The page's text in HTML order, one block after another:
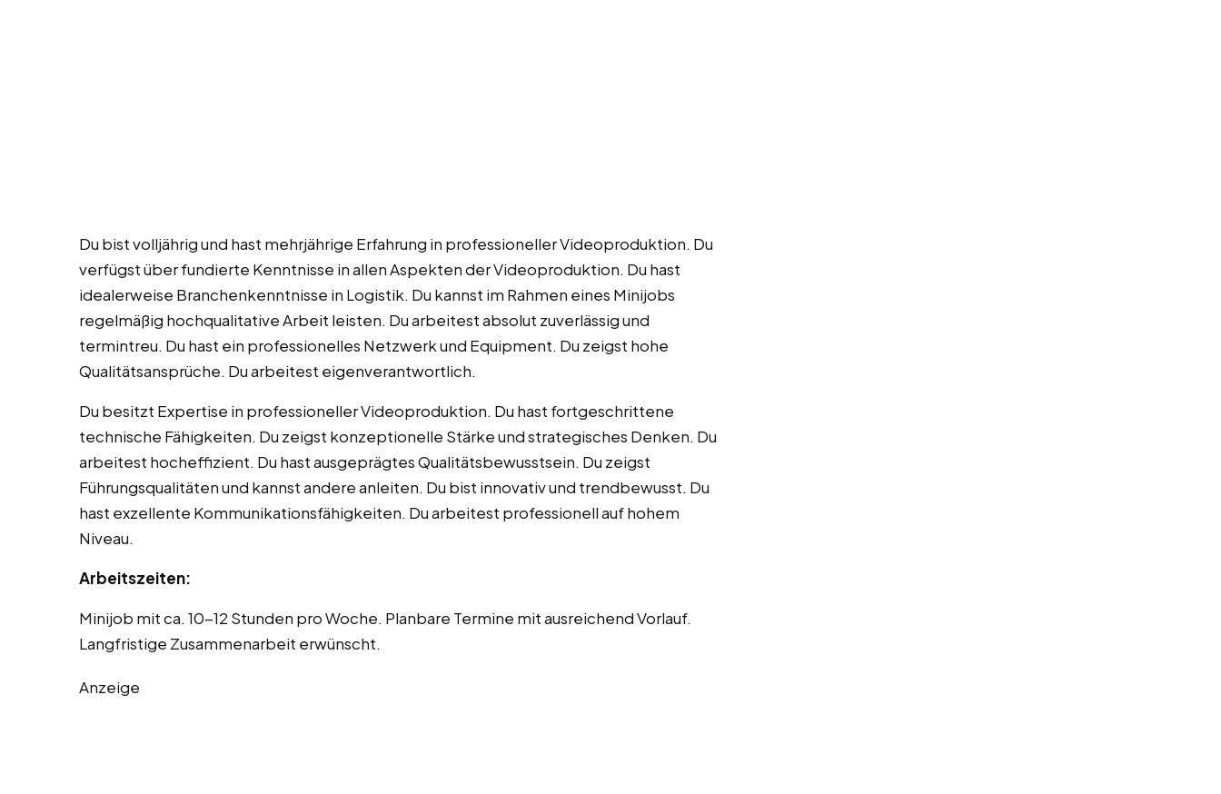
Du bist volljährig und hast mehrjährige Erfahrung in professioneller Videoproduktion. Du
verfügst über fundierte Kenntnisse in allen Aspekten der Videoproduktion. Du hast
idealerweise Branchenkenntnisse in Logistik. Du kannst im Rahmen eines Minijobs
regelmäßig hochqualitative Arbeit leisten. Du arbeitest absolut zuverlässig und
termintreu. Du hast ein professionelles Netzwerk und Equipment. Du zeigst hohe
Qualitätsansprüche. Du arbeitest eigenverantwortlich.
Du besitzt Expertise in professioneller Videoproduktion. Du hast fortgeschrittene
technische Fähigkeiten. Du zeigst konzeptionelle Stärke und strategisches Denken. Du
arbeitest hocheffizient. Du hast ausgeprägtes Qualitätsbewusstsein. Du zeigst
Führungsqualitäten und kannst andere anleiten. Du bist innovativ und trendbewusst. Du
hast exzellente Kommunikationsfähigkeiten. Du arbeitest professionell auf hohem
Niveau.
Arbeitszeiten:
Minijob mit ca. 10-12 Stunden pro Woche. Planbare Termine mit ausreichend Vorlauf.
Langfristige Zusammenarbeit erwünscht.
Anzeige